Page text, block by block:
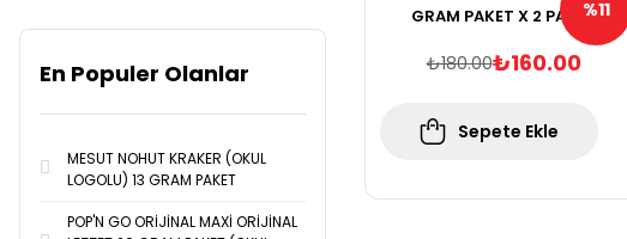
En Populer Olanlar
MESUT NOHUT KRAKER (OKUL
LOGOLU) 13 GRAM PAKET
POP'N GO ORİJİNAL MAXİ ORİJİNAL
%11
GRAM PAKET X 2 PAKET
(Glütensiz & Vegan)
₺180.00₺160.00
Sepete Ekle